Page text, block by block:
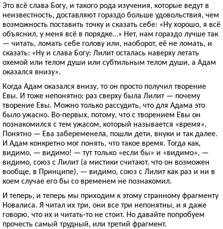
Это всё слава Богу, и такого рода изучения, которые ведут в
неизвестность, доставляют гораздо больше удовольствия, чем
возможность поставить точку и сказать себе: «Ну хорошо, я всё
объяснил, у меня всё в порядке…» Нет, нам гораздо лучше так
— читать, ломать себе голову или, наоборот, её не ломать, и
сказать: «Ну и слава Богу: Лилит осталась наверху летать
охемой или телом души или субтильным телом души, а Адам
оказался внизу».
Когда Адам оказался внизу, то он просто получил творение
Евы. И тоже непонятно: раз сверху была Лилит — почему
творение Евы. Можно только рассудить, что для Адама это
было ужасно. Во-первых, потому, что с творением Евы он
познакомился с тем ужасом, который называется «время».
Понятно — Ева забеременела, пошли дети, внуки и так далее.
И Адам конкретно мог понять, что такое время. Тогда как,
видимо, — видимо! — тут только «если бы» и «видимо», —
видимо, союз с Лилит (а мистики считают, что он возможен
вообще, в Принципе), — видимо, союз с Лилит как раз и ни в
коем случае его бы со временем не познакомил.
И теперь, и теперь мы приходим к этому странному фрагменту
Новалиса. Я читал их три, они все три непонятны, и я даже
говорю, что их и читать-то не стоит. Но давайте попробуем
прочесть самый трудный, или третий фрагмент.